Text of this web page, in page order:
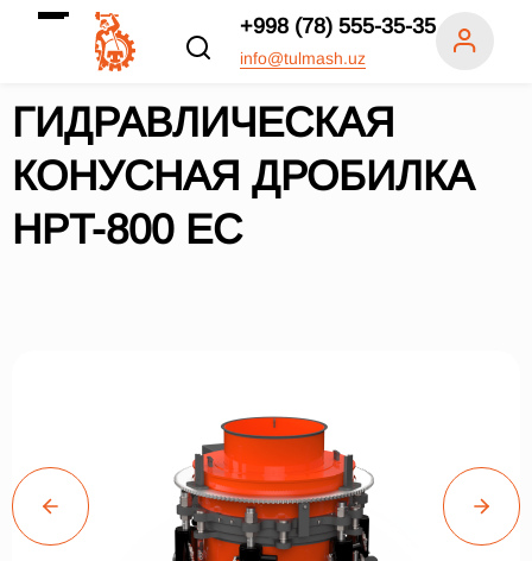
+998 (78) 555-35-35
info@tulmash.uz
ГИДРАВЛИЧЕСКАЯ
КОНУСНАЯ ДРОБИЛКА
HPT-800 EC